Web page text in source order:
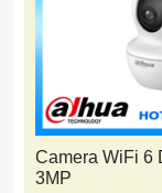
Camera WiFi 6
3MP